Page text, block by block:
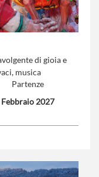
di gioia e
musica
prende
e travestimenti
bambino che si
Partenze
Febbraio 2027